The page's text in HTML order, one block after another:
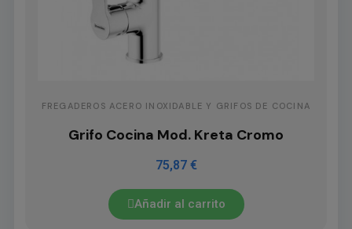
FREGADEROS ACERO INOXIDABLE Y GRIFOS DE COCINA
Grifo Cocina Mod. Kreta Cromo
75,87 €
Añadir al carrito